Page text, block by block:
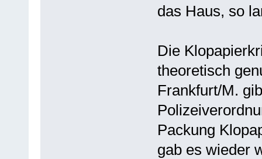
das Haus, so
Die
theoretisch
Frankfurt/M.
Packung
gab es wieder